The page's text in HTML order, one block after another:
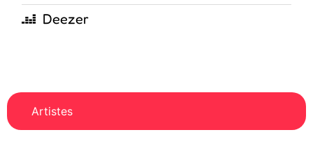
Deezer
Artistes